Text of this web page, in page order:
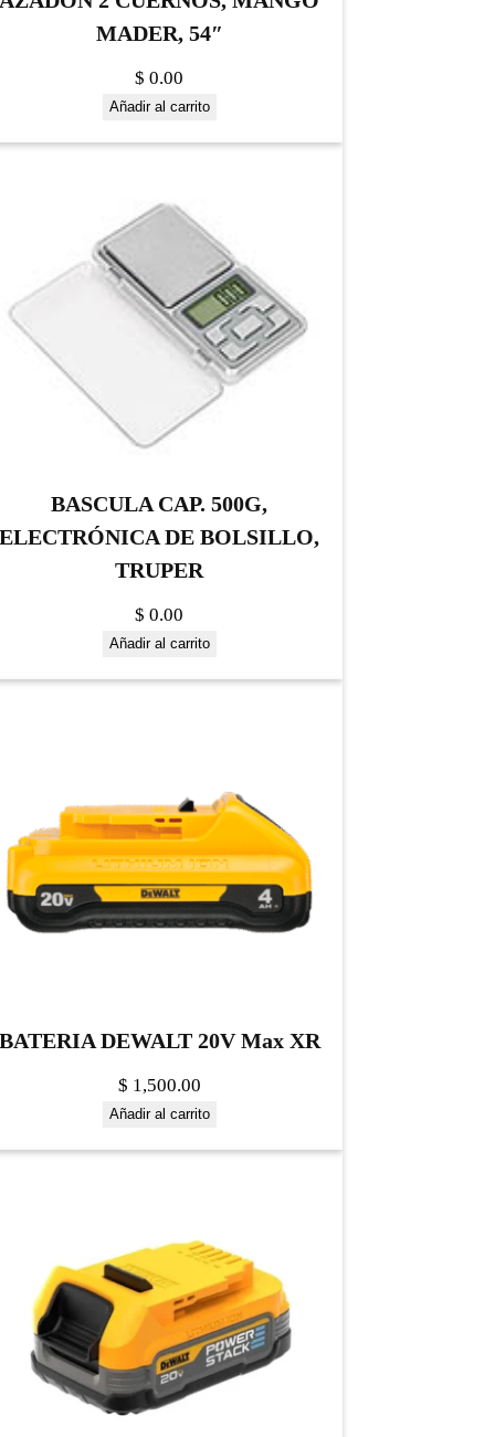
MADER, 54″
$ 0.00
Añadir al carrito
BASCULA CAP. 500G,
ELECTRÓNICA DE BOLSILLO,
TRUPER
$ 0.00
Añadir al carrito
DEWALT 20V Max XR
$ 1,500.00
Añadir al carrito